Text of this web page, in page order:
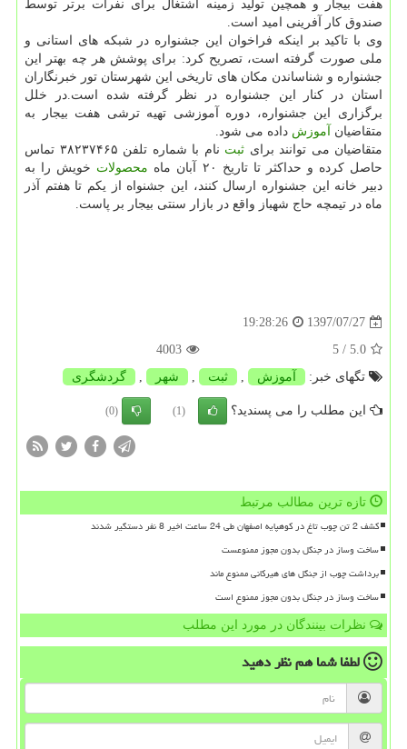
هفت بیجار و همچین تولید زمینه اشتغال برای نفرات برتر توسط
صندوق كار آفرینی امید است.
وی با تاكید بر اینكه فراخوان این جشنواره در شبكه های استانی و
ملی صورت گرفته است، تصریح كرد: برای پوشش هر چه بهتر این
جشنواره و شناساندن مكان های تاریخی این شهرستان تور خبرنگاران
استان در كنار این جشنواره در نظر گرفته شده است.در خلل
برگزاری این جشنواره، دوره آموزشی تهیه ترشی هفت بیجار به
متقاضیان آموزش داده می شود.
متقاضیان می توانند برای ثبت
نام با شماره تلفن ۳۸۲۳۷۴۶۵ تماس
حاصل كرده و حداكثر تا تاریخ ۲۰ آبان ماه
محصولات خویش را به
دبیر خانه این جشنواره ارسال كنند، این جشنواه از یكم تا هفتم آذر
ماه در تیمچه حاج شهباز واقع در بازار سنتی بیجار بر پاست.
1397/07/27
19:28:26
5.0
/ 5
4003
تگهای خبر:
آموزش , ثبت , شهر , گردشگری
این مطلب را می پسندید؟ (1)
(0)
تازه ترین مطالب مرتبط
کشف 2 تن چوب تاغ در کوهپایه اصفهان طی 24 ساعت اخیر 8 نفر دستگیر شدند
ساخت وساز در جنگل بدون مجوز ممنوعست
برداشت چوب از جنگل های هیرکانی ممنوع ماند
ساخت وساز در جنگل بدون مجوز ممنوع است
نظرات بینندگان در مورد این مطلب
لطفا شما همنظر دهید